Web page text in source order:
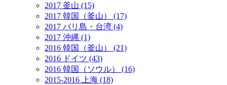
2017 釜山 (15)
2017 韓国（釜山） (17)
2017 バリ島・台湾 (4)
2017 沖縄 (1)
2016 韓国（釜山） (21)
2016 ドイツ (43)
2016 韓国（ソウル） (16)
2015-2016 上海 (18)